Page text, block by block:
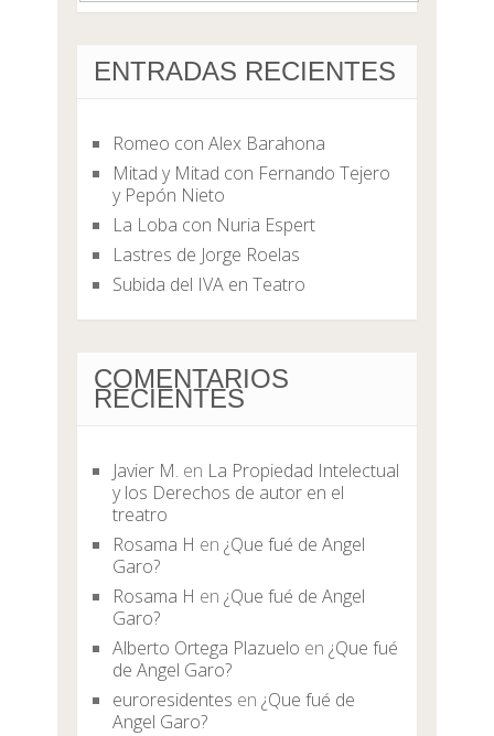
ENTRADAS RECIENTES
Romeo con Alex Barahona
Mitad y Mitad con Fernando Tejero
y Pepón Nieto
La Loba con Nuria Espert
Lastres de Jorge Roelas
Subida del IVA en Teatro
COMENTARIOS
RECIENTES
Javier M. en La Propiedad Intelectual
y los Derechos de autor en el
treatro
Rosama H en ¿Que fué de Angel
Garo?
Rosama H en ¿Que fué de Angel
Garo?
Alberto Ortega Plazuelo en ¿Que fué
de Angel Garo?
euroresidentes en ¿Que fué de
Angel Garo?